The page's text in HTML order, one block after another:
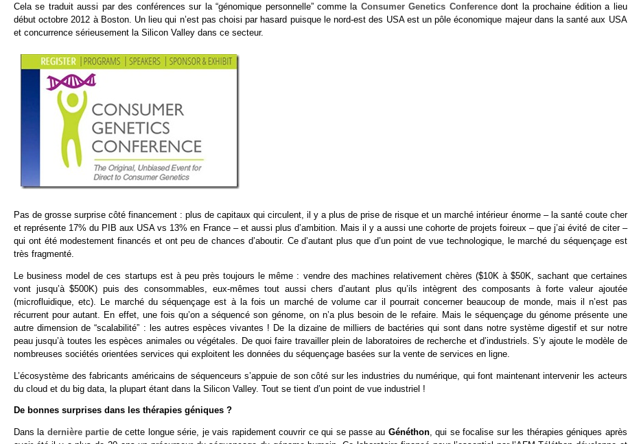
Cela se traduit aussi par des conférences sur la “génomique personnelle” comme la Consumer Genetics Conferencedont la prochaine édition a lieu
début octobre 2012 à Boston. Un lieu qui n’est pas choisi par hasard puisque le nord-est des USA est un pôle économique majeur dans la santé aux USA
et concurrence sérieusement la Silicon Valley dans ce secteur.
Pas de grosse surprise côté financement : plus de capitaux qui circulent, il y a plus de prise de risque et un marché intérieur énorme – la santé coute cher
et représente 17% du PIB aux USA vs 13% en France – et aussi plus d’ambition. Mais il y a aussi une cohorte de projets foireux – que j’ai évité de citer –
qui ont été modestement financés et ont peu de chances d’aboutir. Ce d’autant plus que d’un point de vue technologique, le marché du séquençage est
très fragmenté.
Le business model de ces startups est à peu près toujours le même : vendre des machines relativement chères ($10K à $50K, sachant que certaines
vont jusqu’à $500K) puis des consommables, eux-mêmes tout aussi chers d’autant plus qu’ils intègrent des composants à forte valeur ajoutée
(microfluidique, etc). Le marché du séquençage est à la fois un marché de volume car il pourrait concerner beaucoup de monde, mais il n’est pas
récurrent pour autant. En effet, une fois qu’on a séquencé son génome, on n’a plus besoin de le refaire. Mais le séquençage du génome présente une
autre dimension de “scalabilité” : les autres espèces vivantes ! De la dizaine de milliers de bactéries qui sont dans notre système digestif et sur notre
peau jusqu’à toutes les espèces animales ou végétales. De quoi faire travailler plein de laboratoires de recherche et d’industriels. S’y ajoute le modèle de
nombreuses sociétés orientées services qui exploitent les données du séquençage basées sur la vente de services en ligne.
L’écosystème des fabricants américains de séquenceurs s’appuie de son côté sur les industries du numérique, qui font maintenant intervenir les acteurs
du cloud et du big data, la plupart étant dans la Silicon Valley. Tout se tient d’un point de vue industriel !
De bonnes surprises dans les thérapies géniques ?
Dans la dernière partie de cette longue série, je vais rapidement couvrir ce qui se passe au Généthon, qui se focalise sur les thérapies géniques après